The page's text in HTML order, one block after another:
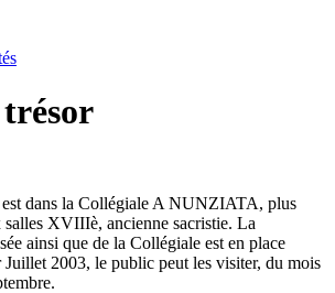
est dans la Collégiale A NUNZIATA, plus
salles XVIIIè, ancienne sacristie. La
ainsi que de la Collégiale est en place
Juillet 2003, le public peut les visiter, du mois